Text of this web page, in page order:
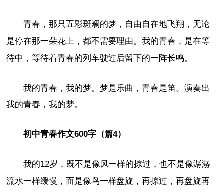
青春，那只五彩斑斓的梦，自由自在地飞翔，无论
是停在那一朵花上，都不需要理由。我的青春，是在等
待中，等待着青春的列车驶过后留下的一阵长鸣。
我的青春，我的梦。梦是乐曲，青春是笛。演奏出
我的青春，我的梦。
初中青春作文600字（篇4）
我的12岁，既不是像风一样的掠过，也不是像潺潺
流水一样缓慢，而是像鸟一样盘旋，再掠过，再盘旋再